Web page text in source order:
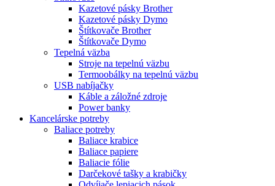
Kazetové pásky Brother
Kazetové pásky Dymo
Štítkovače Brother
Štítkovače Dymo
Tepelná väzba
Stroje na tepelnú väzbu
Termoobálky na tepelnú väzbu
USB nabíjačky
Káble a záložné zdroje
Power banky
Kancelárske potreby
Baliace potreby
Baliace krabice
Baliace papiere
Baliacie fólie
Darčekové tašky a krabičky